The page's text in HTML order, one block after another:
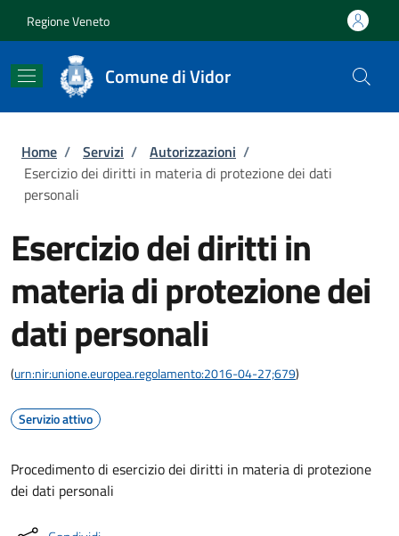
Regione Veneto
Comune di Vidor
Briciole di pane
Home / Servizi / Autorizzazioni /
Esercizio dei diritti in materia di protezione dei dati
personali
Esercizio dei diritti in
materia di protezione dei
dati personali
(urn:nir:unione.europea.regolamento:2016-04-27;679)
Servizio attivo
Procedimento di esercizio dei diritti in materia di protezione
dei dati personali